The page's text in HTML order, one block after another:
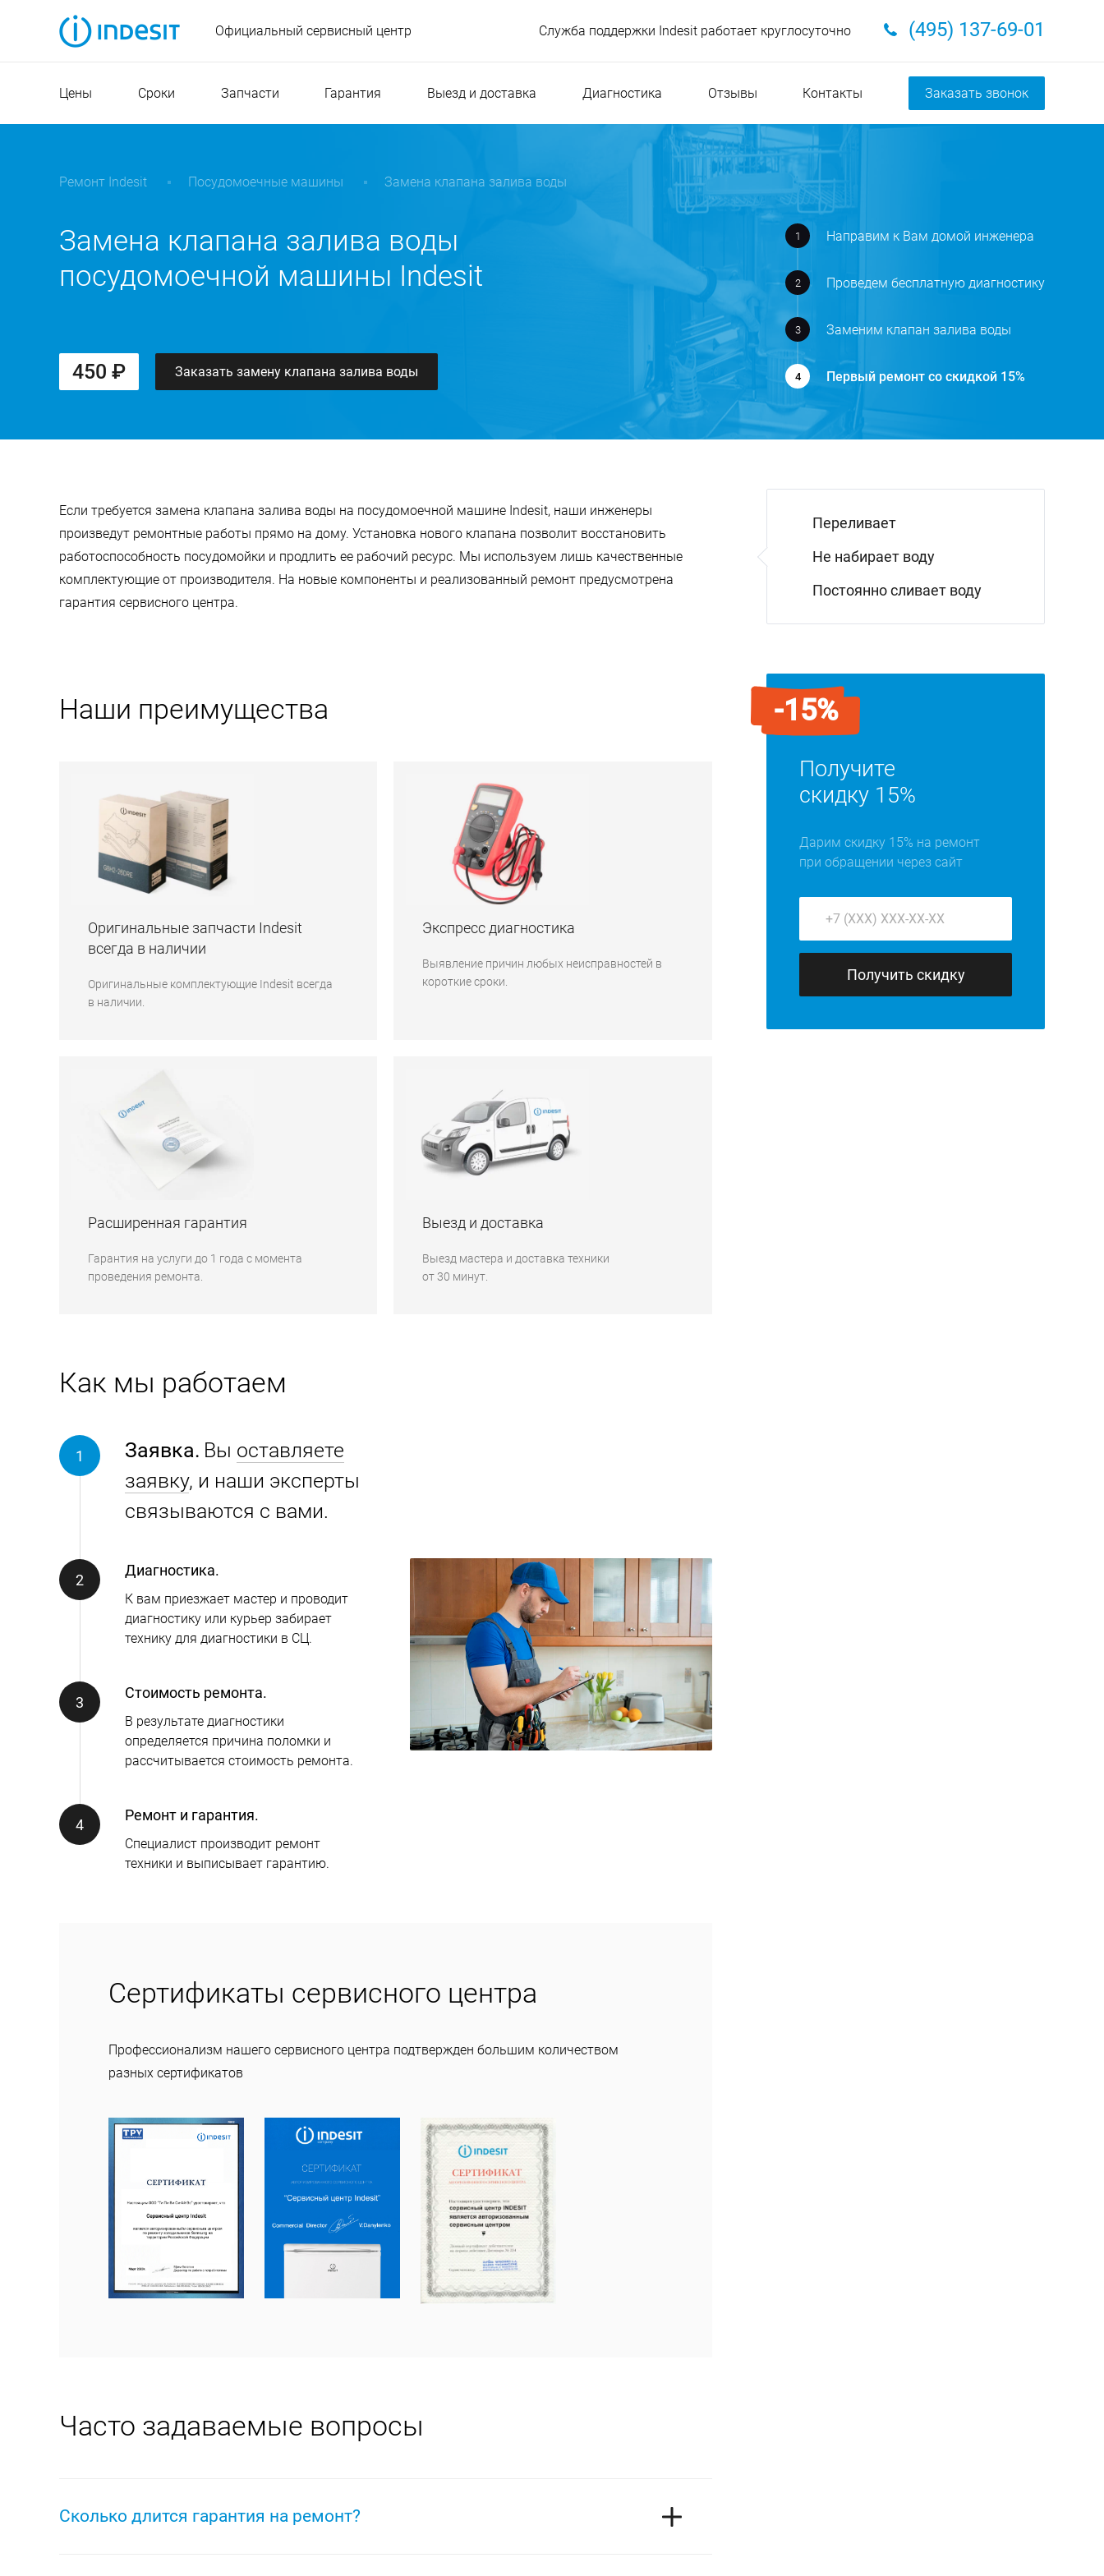
Официальный сервисный центр Служба поддержки Indesit работает круглосуточно (495) 137-69-01
Цены Сроки Запчасти Гарантия Выезд и доставка Диагностика Отзывы Контакты Заказать звонок
Ремонт Indesit Посудомоечные машины Замена клапана залива воды
Замена клапана залива воды
посудомоечной машины Indesit
450 ₽ Заказать замену клапана залива воды
Направим к Вам домой инженера
Проведем бесплатную диагностику
Заменим клапан залива воды
Первый ремонт со скидкой 15%
Если требуется замена клапана залива воды на посудомоечной машине Indesit, наши инженеры
произведут ремонтные работы прямо на дому. Установка нового клапана позволит восстановить
работоспособность посудомойки и продлить ее рабочий ресурс. Мы используем лишь качественные
комплектующие от производителя. На новые компоненты и реализованный ремонт предусмотрена
гарантия сервисного центра.
Переливает
Не набирает воду
Постоянно сливает воду
Наши преимущества
Оригинальные запчасти Indesit
всегда в наличии
Оригинальные комплектующие Indesit всегда
в наличии.
Экспресс диагностика
Выявление причин любых неисправностей в
короткие сроки.
Расширенная гарантия
Гарантия на услуги до 1 года с момента
проведения ремонта.
Выезд и доставка
Выезд мастера и доставка техники
от 30 минут.
Как мы работаем
Заявка. Вы оставляете
заявку, и наши эксперты
связываются с вами.
Диагностика.
К вам приезжает мастер и проводит
диагностику или курьер забирает
технику для диагностики в СЦ.
Стоимость ремонта.
В результате диагностики
определяется причина поломки и
рассчитывается стоимость ремонта.
Ремонт и гарантия.
Специалист производит ремонт
техники и выписывает гарантию.
Сертификаты сервисного центра
Профессионализм нашего сервисного центра подтвержден большим количеством
разных сертификатов
Часто задаваемые вопросы
Сколько длится гарантия на ремонт?
-15%
Получите
скидку 15%
Дарим скидку 15% на ремонт
при обращении через сайт
Получить скидку